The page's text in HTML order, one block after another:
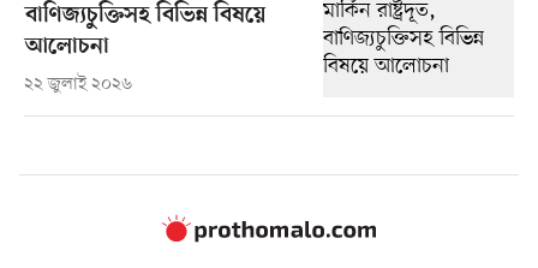
বাণিজ্যচুক্তিসহ বিভিন্ন বিষয়ে
আলোচনা
২২ জুলাই ২০২৬